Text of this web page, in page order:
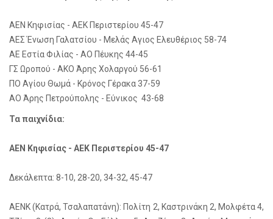
ΑΕΝ Κηφισίας - ΑΕΚ Περιστερίου 45-47
ΑΕΣ Ένωση Γαλατσίου - Μελάς Αγιος Ελευθέριος 58-74
ΑΕ Εστία Φιλίας - ΑΟ Πέυκης 44-45
ΓΣ Ωροπού - ΑΚΟ Άρης Χολαργού 56-61
ΠΟ Αγίου Θωμά - Κρόνος Γέρακα 37-59
ΑΟ Άρης Πετρούπολης - Εύνικος 43-68
Τα παιχνίδια:
ΑΕΝ Κηφισίας - ΑΕΚ Περιστερίου 45-47
Δεκάλεπτα: 8-10, 28-20, 34-32, 45-47
AENK (Kατρά, Τσαλαπατάνη): Πολίτη 2, Καστρινάκη 2, Μολφέτα 4,